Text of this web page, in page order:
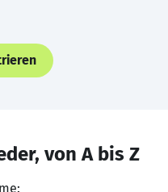
von A bis Z